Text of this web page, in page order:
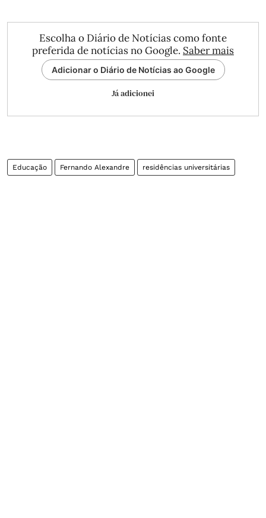
Escolha o Diário de Notícias como fonte
preferida de notícias no Google. Saber mais
Adicionar o Diário de Notícias ao Google
Já adicionei
Educação Fernando Alexandre residências universitárias